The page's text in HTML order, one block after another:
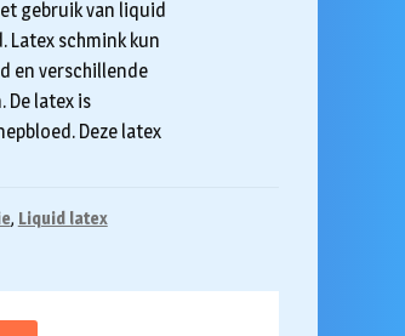
gebruik van liquid
Latex schmink kun
en verschillende
De latex is
Deze latex
, Liquid latex